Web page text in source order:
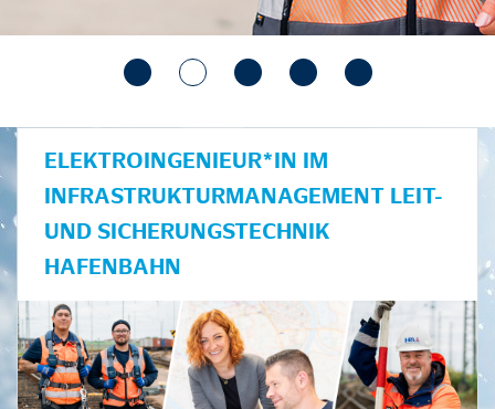
ELEKTROINGENIEUR*IN IM
INFRASTRUKTURMANAGEMENT LEIT-
UND SICHERUNGSTECHNIK
HAFENBAHN